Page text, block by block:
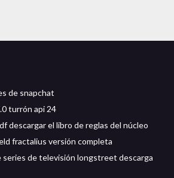
de snapchat
turrón api 24
descargar el libro de reglas del núcleo
fractalius versión completa
series de televisión longstreet descarga